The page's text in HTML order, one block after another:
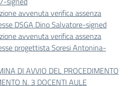
avvenuta verifica assenza
DSGA Dino Salvatore-signed
avvenuta verifica assenza
progettista Soresi Antonina-
DI AVVIO DEL PROCEDIMENTO
N. 3 DOCENTI AULE